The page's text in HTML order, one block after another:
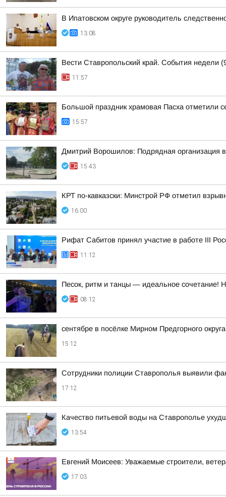
В Ипатовском округе руководитель
13:08
Вести Ставропольский край. События недели
11:57
Большой праздник храмовая Пасха отметили
15:57
Дмитрий Ворошилов: Подрядная организация
15:43
КРТ по-кавказски: Минстрой РФ отметил
16:00
Рифат Сабитов принял участие в работе III
11:12
Песок, ритм и танцы — идеальное сочетание!
08:12
сентябре в посёлке Мирном Предгорного
15:12
Сотрудники полиции Ставрополья выявили
17:12
Качество питьевой воды на Ставрополье
13:54
Евгений Моисеев: Уважаемые строители,
17:03